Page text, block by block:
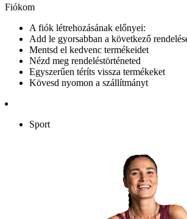
Fiókom
A fiók létrehozásának előnyei:
Add le gyorsabban a következő
Mentsd el kedvenc termékeidet
Nézd meg rendeléstörténeted
Egyszerűen téríts vissza termékeket
Kövesd nyomon a szállítmányt
Sport